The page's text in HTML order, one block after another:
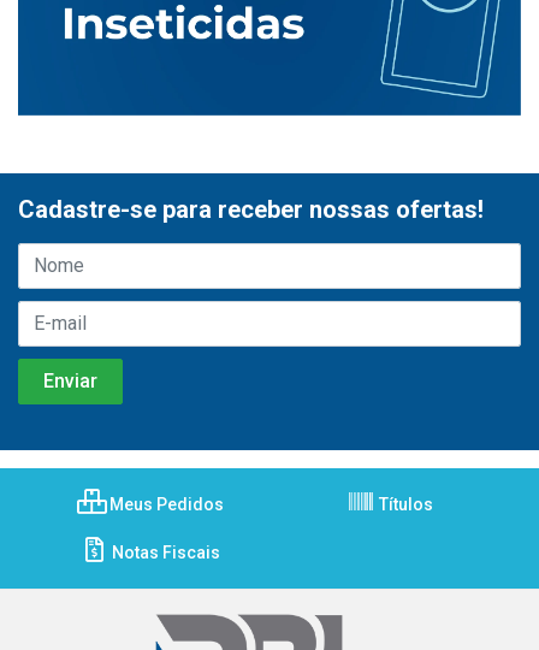
Cadastre-se para receber nossas ofertas!
Meus Pedidos Títulos
Notas Fiscais